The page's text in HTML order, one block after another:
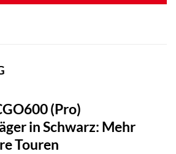
(Pro)
in Schwarz: Mehr
Touren